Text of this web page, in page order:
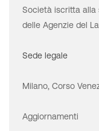
Società iscritta alla
delle Agenzie del
Sede legale
Milano, Corso
Aggiornamenti